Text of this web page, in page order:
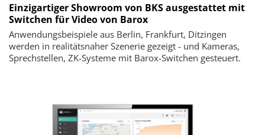
Einzigartiger Showroom von BKS ausgestattet mit
Switchen für Video von Barox
Anwendungsbeispiele aus Berlin, Frankfurt, Ditzingen
werden in realitätsnaher Szenerie gezeigt - und Kameras,
Sprechstellen, ZK-Systeme mit Barox-Switchen gesteuert.